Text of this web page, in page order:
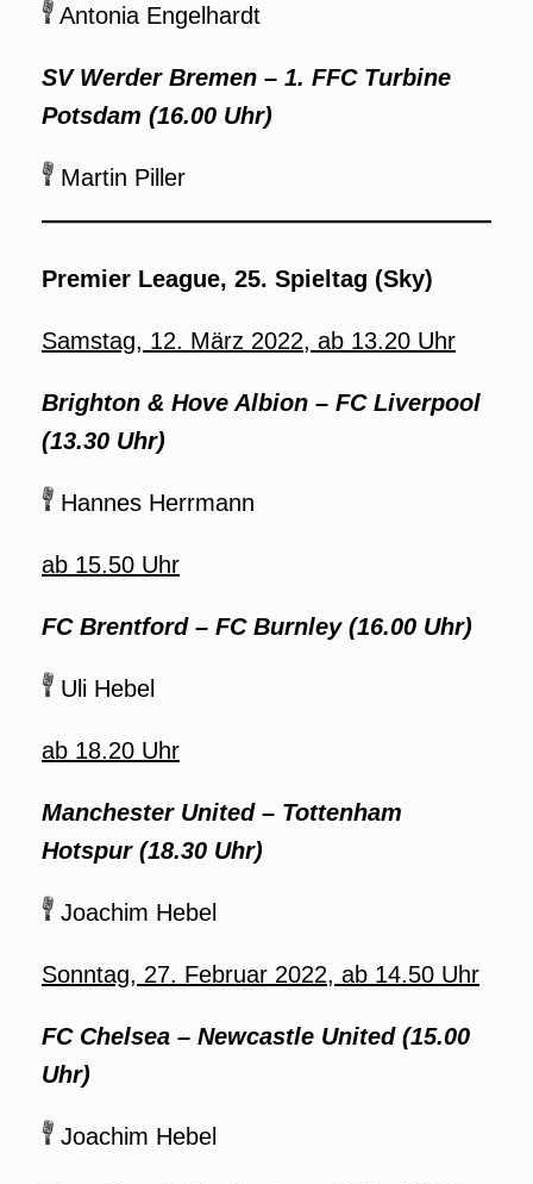
Antonia Engelhardt
SV Werder Bremen – 1. FFC Turbine
Potsdam (16.00 Uhr)
Martin Piller
Premier League, 25. Spieltag (Sky)
Samstag, 12. März 2022, ab 13.20 Uhr
Brighton & Hove Albion – FC Liverpool
(13.30 Uhr)
Hannes Herrmann
ab 15.50 Uhr
FC Brentford – FC Burnley (16.00 Uhr)
Uli Hebel
ab 18.20 Uhr
Manchester United – Tottenham
Hotspur (18.30 Uhr)
Joachim Hebel
Sonntag, 27. Februar 2022, ab 14.50 Uhr
FC Chelsea – Newcastle United (15.00
Uhr)
Joachim Hebel